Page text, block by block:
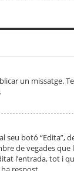
un missatge.
botó “Edita”,
de vegades que
l’entrada, tot i